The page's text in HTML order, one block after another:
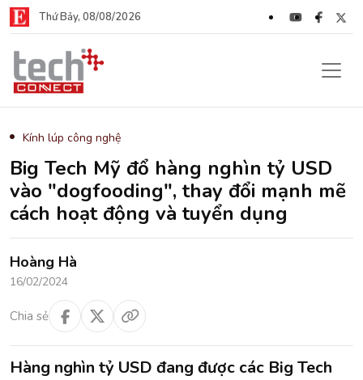
Thứ Bảy, 08/08/2026
Kính lúp công nghệ
Big Tech Mỹ đổ hàng nghìn tỷ USD
vào "dogfooding", thay đổi mạnh mẽ
cách hoạt động và tuyển dụng
Hoàng Hà
16/02/2024
Chia sẻ
Hàng nghìn tỷ USD đang được các Big Tech